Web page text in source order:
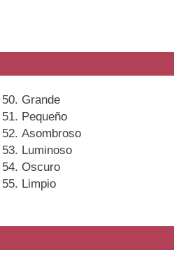
Grande
Pequeño
Asombroso
Luminoso
Oscuro
Limpio